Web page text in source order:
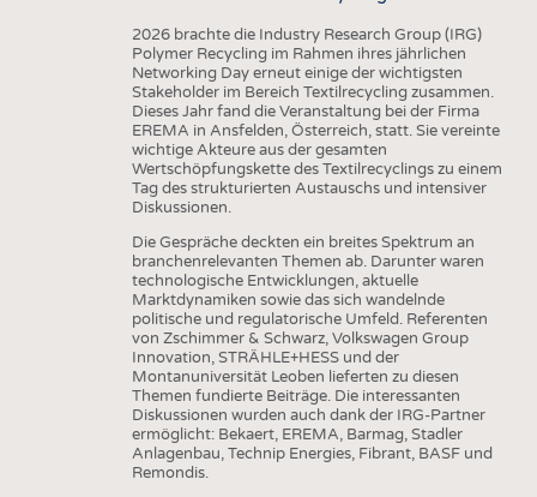
2026 brachte die Industry Research Group (IRG)
Polymer Recycling im Rahmen ihres jährlichen
Networking Day erneut einige der wichtigsten
Stakeholder im Bereich Textilrecycling zusammen.
Dieses Jahr fand die Veranstaltung bei der Firma
EREMA in Ansfelden, Österreich, statt. Sie vereinte
wichtige Akteure aus der gesamten
Wertschöpfungskette des Textilrecyclings zu einem
Tag des strukturierten Austauschs und intensiver
Diskussionen.
Die Gespräche deckten ein breites Spektrum an
branchenrelevanten Themen ab. Darunter waren
technologische Entwicklungen, aktuelle
Marktdynamiken sowie das sich wandelnde
politische und regulatorische Umfeld. Referenten
von Zschimmer & Schwarz, Volkswagen Group
Innovation, STRÄHLE+HESS und der
Montanuniversität Leoben lieferten zu diesen
Themen fundierte Beiträge. Die interessanten
Diskussionen wurden auch dank der IRG-Partner
ermöglicht: Bekaert, EREMA, Barmag, Stadler
Anlagenbau, Technip Energies, Fibrant, BASF und
Remondis.